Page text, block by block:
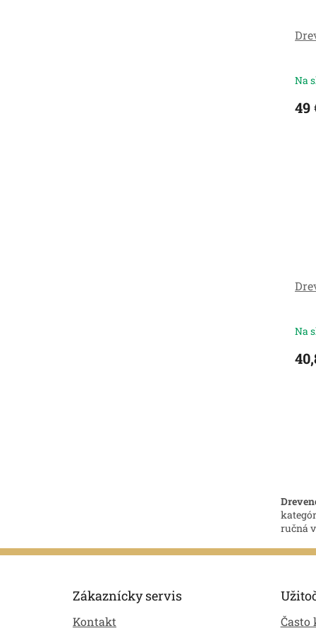
Na
49
Na
ručná
Zákaznícky servis
Kontakt Často